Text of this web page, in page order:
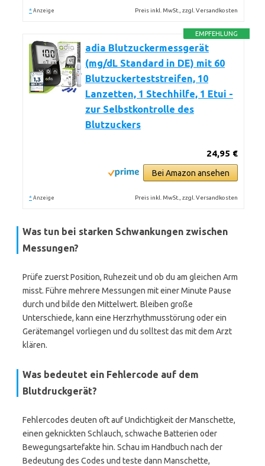
* Anzeige Preis inkl. MwSt., zzgl. Versandkosten
EMPFEHLUNG
adia Blutzuckermessgerät
(mg/dL Standard in DE) mit 60
Blutzuckerteststreifen, 10
Lanzetten, 1 Stechhilfe, 1 Etui -
zur Selbstkontrolle des
Blutzuckers
24,95 €
Bei Amazon ansehen
* Anzeige Preis inkl. MwSt., zzgl. Versandkosten
Was tun bei starken Schwankungen zwischen
Messungen?
Prüfe zuerst Position, Ruhezeit und ob du am gleichen Arm
misst. Führe mehrere Messungen mit einer Minute Pause
durch und bilde den Mittelwert. Bleiben große
Unterschiede, kann eine Herzrhythmusstörung oder ein
Gerätemangel vorliegen und du solltest das mit dem Arzt
klären.
Was bedeutet ein Fehlercode auf dem
Blutdruckgerät?
Fehlercodes deuten oft auf Undichtigkeit der Manschette,
einen geknickten Schlauch, schwache Batterien oder
Bewegungsartefakte hin. Schau im Handbuch nach der
Bedeutung des Codes und teste dann Manschette,